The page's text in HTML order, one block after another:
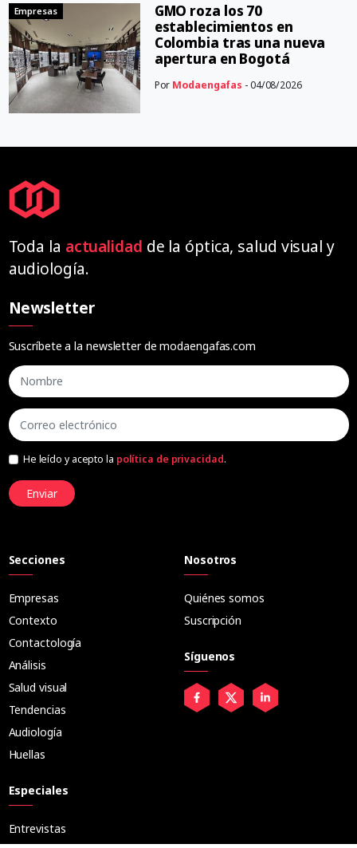
Empresas
GMO roza los 70
establecimientos en
Colombia tras una nueva
apertura en Bogotá
Por Modaengafas - 04/08/2026
Toda la actualidad de la óptica, salud visual y
audiología.
Newsletter
Suscríbete a la newsletter de modaengafas.com
He leído y acepto la política de privacidad.
Enviar
Secciones
Empresas
Contexto
Contactología
Análisis
Salud visual
Tendencias
Audiología
Huellas
Especiales
Entrevistas
Nosotros
Quiénes somos
Suscripción
Síguenos